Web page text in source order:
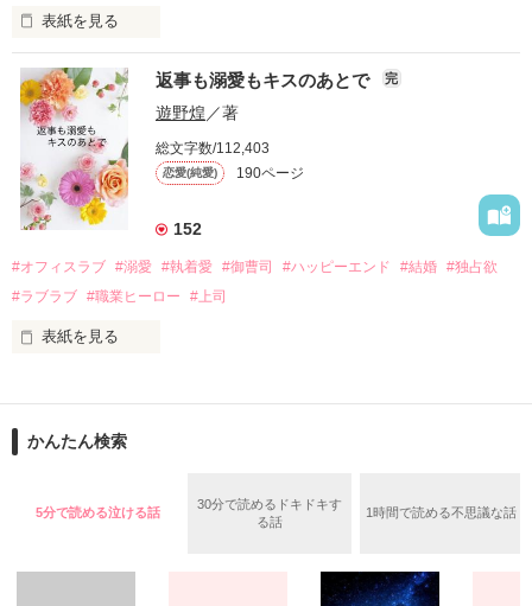
さらに、美桜が初めてだと知った哲平は
『責任をとる、結婚しよう』と真っ直ぐに告げてきた。
戸惑う美桜とは裏腹に、好きという気持ちを隠すことなく
甘やかしてくる。
そんなある日、哲平は美桜がストーカー被害に
遭っていることを知る。
美桜を守るため、哲平は同居を提案してきて――。
夏木美桜(なつきみお)
鳴海哲平 (なるみてっぺい)
2026.6.5～2026.7.25
＊以前、公開していた話の改稿版です＊
表紙を見る
おかしな噂を流されて前の職場でうまくいかなかった梅田美
桜は、海外で傷心旅行をしていたところ、日本人美青年と出会
い、酒の勢いもあり一夜限りの関係となる。
帰国後、美桜は新しい職場でワンナイトした美青年と再会。
なんと彼の正体は、とある財閥御曹司にも関わらず、一族を離
れて起業した新進気鋭の実業家、社内でも冷徹だと評判な社長
――御影恭司その人だったのだ――！
なぜか恭司から飼い猫の世話係を命じられた美桜は、猫の世
の関係となってしまい――？
返事も溺愛もキスのあとで 完
遊野煌／著
総文字数/112,403
恋愛(純愛) 190ページ
152
#オフィスラブ #溺愛 #執着愛 #御曹司 #ハッピーエンド #結婚 #独占欲
#ラブラブ #職業ヒーロー #上司
表紙を見る
ションの企画戦略室で働いている。
めた、同期で恋人の石垣守（26）がいるのだが、後輩の姫原由
守と由羅から『便利屋雛子』と馬鹿にされ、一人こっそり泣い
かんたん検索
5分で読める泣ける話
30分で読めるドキドキす
る話
1時間で読める不思議な話